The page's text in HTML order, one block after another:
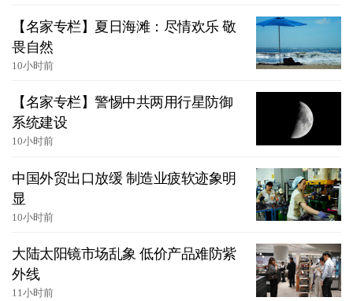
【名家专栏】夏日海滩：尽情欢乐 敬
畏自然
10小时前
【名家专栏】警惕中共两用行星防御
系统建设
10小时前
中国外贸出口放缓 制造业疲软迹象明
显
10小时前
大陆太阳镜市场乱象 低价产品难防紫
外线
11小时前